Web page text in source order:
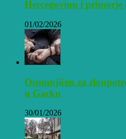
Hercegovinu i primorje
01/02/2026
Osumnjičen za
u Gacku
30/01/2026